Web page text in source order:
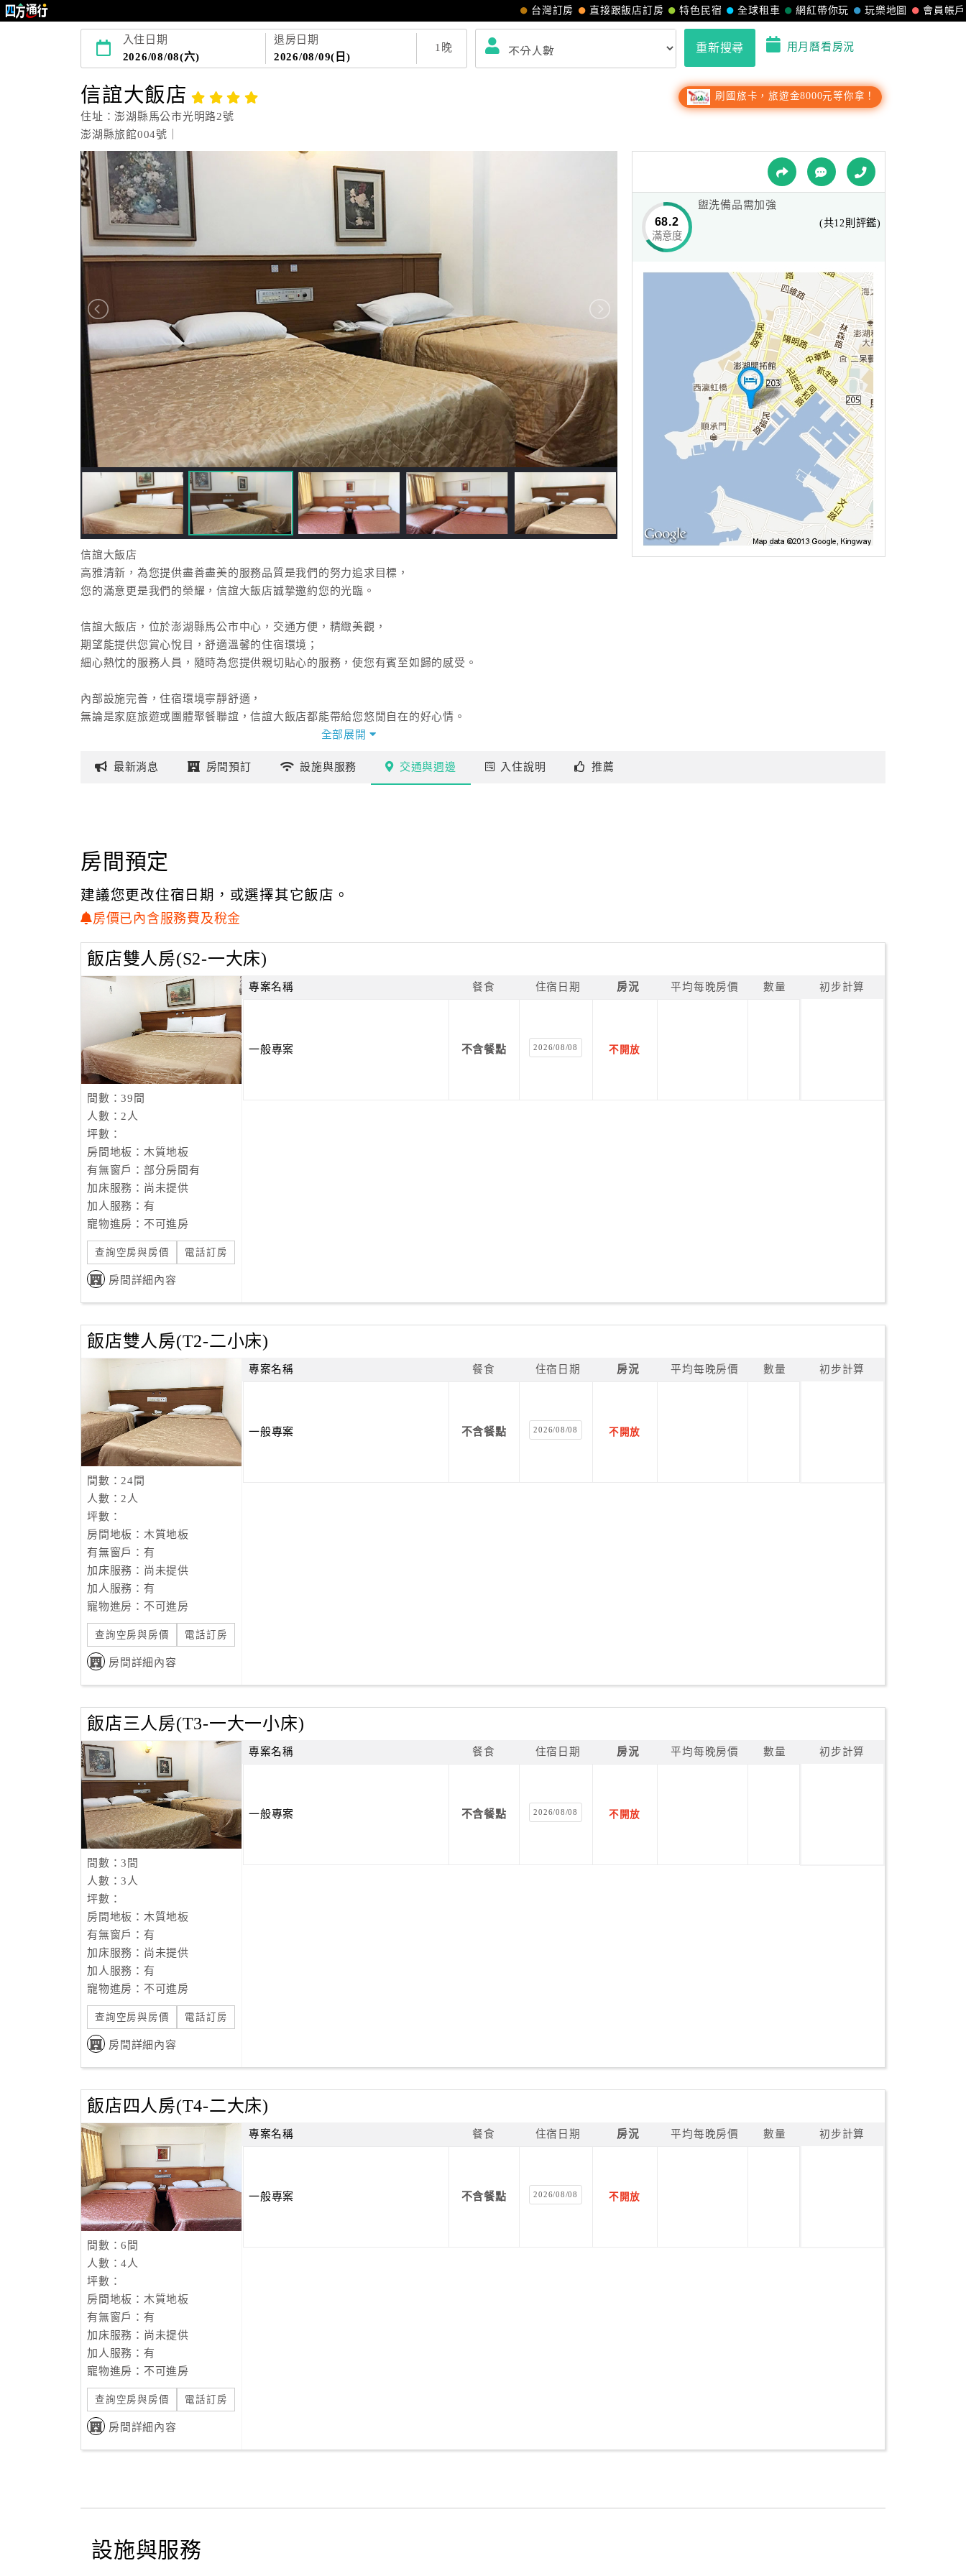
會員帳戶
玩樂地圖
網紅帶你玩
全球租車
特色民宿
直接跟飯店訂房
台灣訂房
入住日期
2026/08/08(六)
退房日期
2026/08/09(日)
1 晚 重新搜尋 用月曆看房況
信誼大飯店
住址：澎湖縣馬公市光明路2號
澎湖縣旅館004號｜
刷國旅卡，旅遊金8000元等你拿！
信誼大飯店
高雅清新，為您提供盡善盡美的服務品質是我們的努力追求目標，
您的滿意更是我們的榮耀，信誼大飯店誠摯邀約您的光臨。
信誼大飯店，位於澎湖縣馬公市中心，交通方便，精緻美觀，
期望能提供您賞心悅目，舒適溫馨的住宿環境；
細心熱忱的服務人員，隨時為您提供親切貼心的服務，使您有賓至如歸的感受。
內部設施完善，住宿環境寧靜舒適，
無論是家庭旅遊或團體聚餐聯誼，信誼大飯店都能帶給您悠閒自在的好心情。
信誼大飯店以客為尊、以客為榮，歡迎光臨。
全部展開
68.2
滿意度
盥洗備品需加強
(共12則評鑑)
最新消息 房間預訂 設施與服務 交通與週邊 入住說明 推薦
房間預定
建議您更改住宿日期，或選擇其它飯店。
房價已內含服務費及稅金
飯店雙人房(S2-一大床)
間數：39間
人數：2人
坪數：
房間地板：木質地板
有無窗戶：部分房間有
加床服務：尚未提供
加人服務：有
寵物進房：不可進房
查詢空房與房價 電話訂房
房間詳細內容
專案名稱 餐食 住宿日期 房況 平均每晚房價 數量 初步計算
一般專案 不含餐點 2026/08/08 不開放
飯店雙人房(T2-二小床)
間數：24間
人數：2人
坪數：
房間地板：木質地板
有無窗戶：有
加床服務：尚未提供
加人服務：有
寵物進房：不可進房
查詢空房與房價 電話訂房
房間詳細內容
專案名稱 餐食 住宿日期 房況 平均每晚房價 數量 初步計算
一般專案 不含餐點 2026/08/08 不開放
飯店三人房(T3-一大一小床)
間數：3間
人數：3人
坪數：
房間地板：木質地板
有無窗戶：有
加床服務：尚未提供
加人服務：有
寵物進房：不可進房
查詢空房與房價 電話訂房
房間詳細內容
專案名稱 餐食 住宿日期 房況 平均每晚房價 數量 初步計算
一般專案 不含餐點 2026/08/08 不開放
飯店四人房(T4-二大床)
間數：6間
人數：4人
坪數：
房間地板：木質地板
有無窗戶：有
加床服務：尚未提供
加人服務：有
寵物進房：不可進房
查詢空房與房價 電話訂房
房間詳細內容
專案名稱 餐食 住宿日期 房況 平均每晚房價 數量 初步計算
一般專案 不含餐點 2026/08/08 不開放
設施與服務